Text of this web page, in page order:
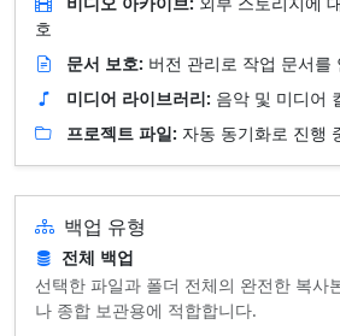
호
문서 보호: 버전 관리로 작업 문서를
미디어 라이브러리: 음악 및 미디어
프로젝트 파일: 자동 동기화로 진행
백업 유형
전체 백업
선택한 파일과 폴더 전체의 완전한 복사
나 종합 보관용에 적합합니다.